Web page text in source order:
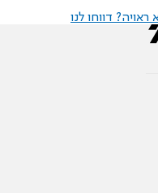
דווחו לנו